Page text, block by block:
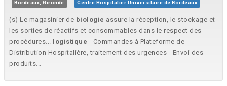
Bordeaux, Gironde Centre Hospitalier Universitaire de Bordeaux
(s) Le magasinier de biologie assure la réception, le stockage et
les sorties de réactifs et consommables dans le respect des
procédures...
logistique - Commandes à Plateforme de
Distribution Hospitalière, traitement des urgences - Envoi des
produits...